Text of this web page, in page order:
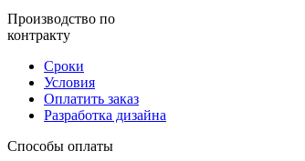
Производство по
контракту
Сроки
Условия
Оплатить заказ
Разработка дизайна
Способы оплаты